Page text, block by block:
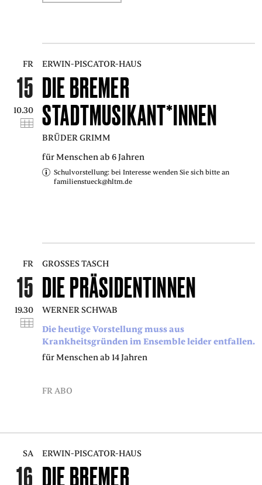
FR
15
10.30
ERWIN-PISCATOR-HAUS
DIE BREMER
STADTMUSIKANT*INNEN
BRÜDER GRIMM
für Menschen ab 6 Jahren
Schulvorstellung: bei Interesse wenden Sie sich bitte an
familienstueck@hltm.de
FR
15
19.30
GROSSES TASCH
DIE PRÄSIDENTINNEN
WERNER SCHWAB
Die heutige Vorstellung muss aus
Krankheitsgründen im Ensemble leider entfallen.
für Menschen ab 14 Jahren
FR ABO
SA
16
ERWIN-PISCATOR-HAUS
DIE BREMER